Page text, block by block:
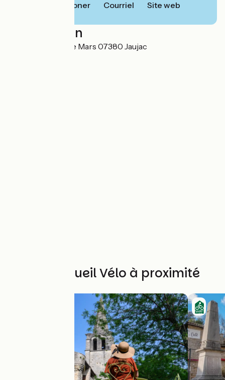
Téléphoner Courriel Site web
Localisation
place du champ de Mars 07380 Jaujac
Autres Accueil Vélo à proximité